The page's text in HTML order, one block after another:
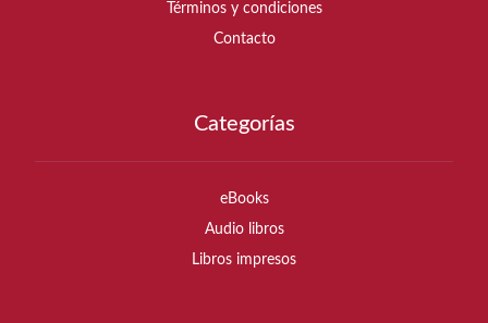
Términos y condiciones
Contacto
Categorías
eBooks
Audio libros
Libros impresos